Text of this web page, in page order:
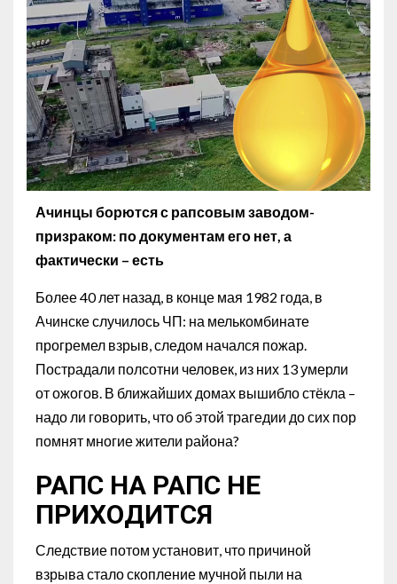
Ачинцы борются с рапсовым заводом-
призраком: по документам его нет, а
фактически – есть
Более 40 лет назад, в конце мая 1982 года, в
Ачинске случилось ЧП: на мелькомбинате
прогремел взрыв, следом начался пожар.
Пострадали полсотни человек, из них 13 умерли
от ожогов. В ближайших домах вышибло стёкла –
надо ли говорить, что об этой трагедии до сих пор
помнят многие жители района?
РАПС НА РАПС НЕ
ПРИХОДИТСЯ
Следствие потом установит, что причиной
взрыва стало скопление мучной пыли на